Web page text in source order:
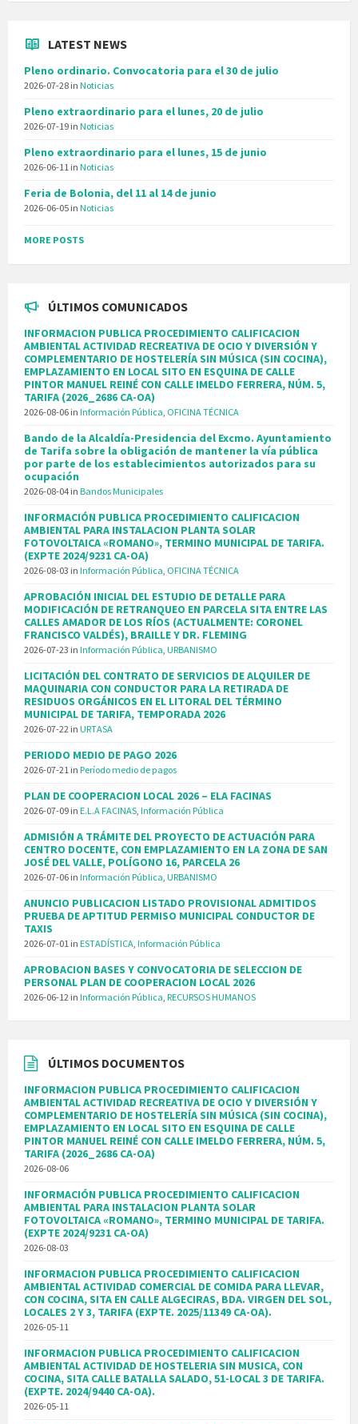
LATEST NEWS
Pleno ordinario. Convocatoria para el 30 de julio
2026-07-28 in Noticias
Pleno extraordinario para el lunes, 20 de julio
2026-07-19 in Noticias
Pleno extraordinario para el lunes, 15 de junio
2026-06-11 in Noticias
Feria de Bolonia, del 11 al 14 de junio
2026-06-05 in Noticias
MORE POSTS
ÚLTIMOS COMUNICADOS
INFORMACION PUBLICA PROCEDIMIENTO CALIFICACION
AMBIENTAL ACTIVIDAD RECREATIVA DE OCIO Y DIVERSIÓN Y
COMPLEMENTARIO DE HOSTELERÍA SIN MÚSICA (SIN COCINA),
EMPLAZAMIENTO EN LOCAL SITO EN ESQUINA DE CALLE
PINTOR MANUEL REINÉ CON CALLE IMELDO FERRERA, NÚM. 5,
TARIFA (2026_2686 CA-OA)
2026-08-06 in Información Pública, OFICINA TÉCNICA
Bando de la Alcaldía-Presidencia del Excmo. Ayuntamiento
de Tarifa sobre la obligación de mantener la vía pública
por parte de los establecimientos autorizados para su
ocupación
2026-08-04 in Bandos Municipales
INFORMACIÓN PUBLICA PROCEDIMIENTO CALIFICACION
AMBIENTAL PARA INSTALACION PLANTA SOLAR
FOTOVOLTAICA «ROMANO», TERMINO MUNICIPAL DE TARIFA.
(EXPTE 2024/9231 CA-OA)
2026-08-03 in Información Pública, OFICINA TÉCNICA
APROBACIÓN INICIAL DEL ESTUDIO DE DETALLE PARA
MODIFICACIÓN DE RETRANQUEO EN PARCELA SITA ENTRE LAS
CALLES AMADOR DE LOS RÍOS (ACTUALMENTE: CORONEL
FRANCISCO VALDÉS), BRAILLE Y DR. FLEMING
2026-07-23 in Información Pública, URBANISMO
LICITACIÓN DEL CONTRATO DE SERVICIOS DE ALQUILER DE
MAQUINARIA CON CONDUCTOR PARA LA RETIRADA DE
RESIDUOS ORGÁNICOS EN EL LITORAL DEL TÉRMINO
MUNICIPAL DE TARIFA, TEMPORADA 2026
2026-07-22 in URTASA
PERIODO MEDIO DE PAGO 2026
2026-07-21 in Período medio de pagos
PLAN DE COOPERACION LOCAL 2026 – ELA FACINAS
2026-07-09 in E.L.A FACINAS, Información Pública
ADMISIÓN A TRÁMITE DEL PROYECTO DE ACTUACIÓN PARA
CENTRO DOCENTE, CON EMPLAZAMIENTO EN LA ZONA DE SAN
JOSÉ DEL VALLE, POLÍGONO 16, PARCELA 26
2026-07-06 in Información Pública, URBANISMO
ANUNCIO PUBLICACION LISTADO PROVISIONAL ADMITIDOS
PRUEBA DE APTITUD PERMISO MUNICIPAL CONDUCTOR DE
TAXIS
2026-07-01 in ESTADÍSTICA, Información Pública
APROBACION BASES Y CONVOCATORIA DE SELECCION DE
PERSONAL PLAN DE COOPERACION LOCAL 2026
2026-06-12 in Información Pública, RECURSOS HUMANOS
ÚLTIMOS DOCUMENTOS
INFORMACION PUBLICA PROCEDIMIENTO CALIFICACION
AMBIENTAL ACTIVIDAD RECREATIVA DE OCIO Y DIVERSIÓN Y
COMPLEMENTARIO DE HOSTELERÍA SIN MÚSICA (SIN COCINA),
EMPLAZAMIENTO EN LOCAL SITO EN ESQUINA DE CALLE
PINTOR MANUEL REINÉ CON CALLE IMELDO FERRERA, NÚM. 5,
TARIFA (2026_2686 CA-OA)
2026-08-06
INFORMACIÓN PUBLICA PROCEDIMIENTO CALIFICACION
AMBIENTAL PARA INSTALACION PLANTA SOLAR
FOTOVOLTAICA «ROMANO», TERMINO MUNICIPAL DE TARIFA.
(EXPTE 2024/9231 CA-OA)
2026-08-03
INFORMACION PUBLICA PROCEDIMIENTO CALIFICACION
AMBIENTAL ACTIVIDAD COMERCIAL DE COMIDA PARA LLEVAR,
CON COCINA, SITA EN CALLE ALGECIRAS, BDA. VIRGEN DEL SOL,
LOCALES 2 Y 3, TARIFA (EXPTE. 2025/11349 CA-OA).
2026-05-11
INFORMACION PUBLICA PROCEDIMIENTO CALIFICACION
AMBIENTAL ACTIVIDAD DE HOSTELERIA SIN MUSICA, CON
COCINA, SITA CALLE BATALLA SALADO, 51-LOCAL 3 DE TARIFA.
(EXPTE. 2024/9440 CA-OA).
2026-05-11